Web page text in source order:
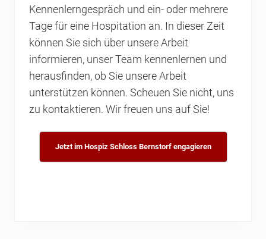
Kennenlerngespräch und ein- oder mehrere
Tage für eine Hospitation an. In dieser Zeit
können Sie sich über unsere Arbeit
informieren, unser Team kennenlernen und
herausfinden, ob Sie unsere Arbeit
unterstützen können. Scheuen Sie nicht, uns
zu kontaktieren. Wir freuen uns auf Sie!
Jetzt im Hospiz Schloss Bernstorf engagieren